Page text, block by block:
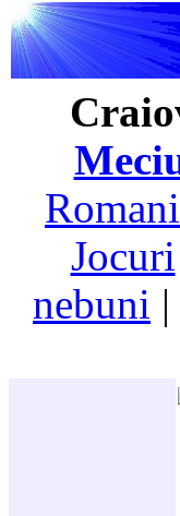
Jocuri
nebuni |